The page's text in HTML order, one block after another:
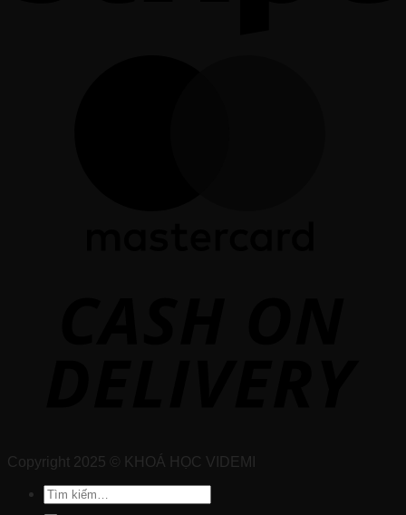
Copyright 2025 © KHOÁ HỌC VIDEMI
Tìm
kiếm: